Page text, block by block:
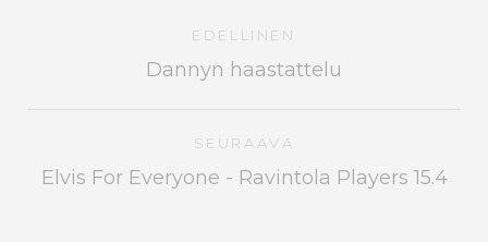
EDELLINEN
Dannyn haastattelu
SEURAAVA
Elvis For Everyone - Ravintola Players 15.4